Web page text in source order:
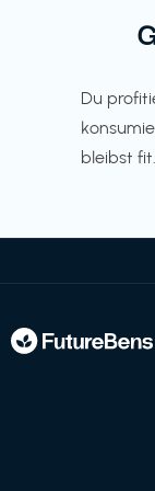
Du
bleibst fit.